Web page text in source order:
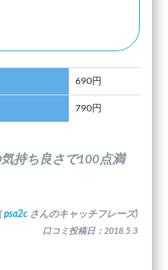
690円
790円
持ち良さで100点満
( psa2c さんのキャッチフレーズ)
口コミ投稿日：2018.5.3